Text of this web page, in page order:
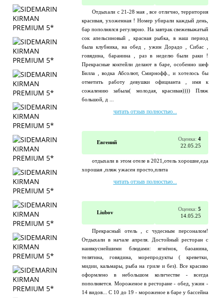
Отдыхали с 21-28 мая , все отлично, территория
красивая, ухоженная ! Номер убирали каждый день,
бар пополнялся регулярно. На завтрак свежевыжатый
сок апельсиновый , красная рыбка, в наш период
была клубника, на обед , ужин Дорадо , Сибас ,
говядина, баранина , раз в неделю были раки !
Прекрасные коктейли делают в баре, особенно шеф
Билла , водка Абсолют, Смирнофф., и хотелось бы
отметить работу девушки официанта , имя к
сожалению забыла( молодая, красивая)))) Пляж
большой, д ...
читать отзыв полностью...
Евгений
Оценка: 4
22.05.25
отдыхали в этом отеле в 2021,отель хорошие,еда
хорошая ,пляж ужасен просто,плита
читать отзыв полностью...
Liubov
Оценка: 5
14.05.25
Прекрасный отель , с чудесным персоналом!
Отдыхали в начале апреля. Достойный ресторан с
наивкуснейшими блюдами: ягнёнок, баоанина,
телятина, говядина, морепродукты ( креветки,
мидии, кальмары, рыба на гриле и без). Все красиво
оформлено в небольшом количестве - всегда
пополняется. Мороженое в ресторане - обед, ужин -
14 видов... С 10 до 19 - мороженое в баре у бассейна